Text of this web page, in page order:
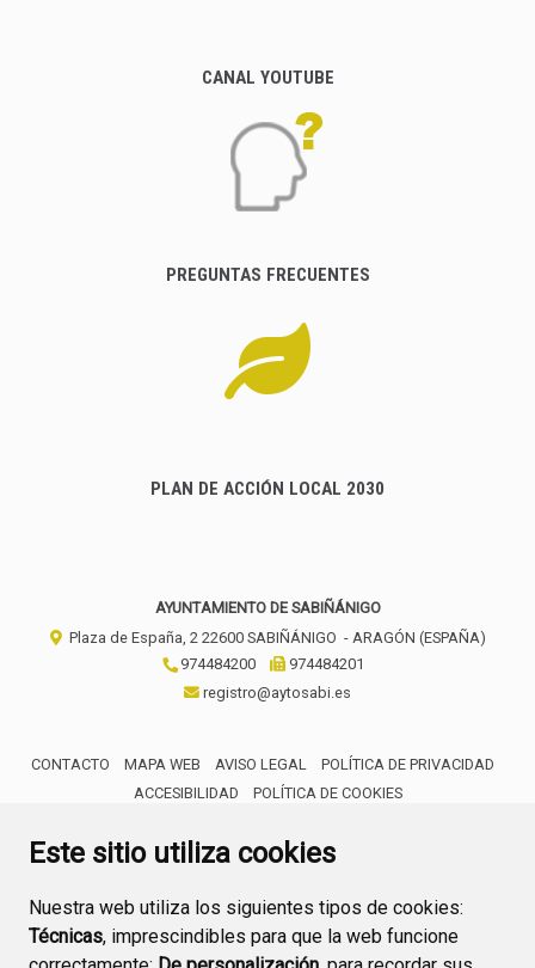
Este sitio utiliza cookies
Nuestra web utiliza los siguientes tipos de cookies:
Técnicas, imprescindibles para que la web funcione
CANAL YOUTUBE
PREGUNTAS FRECUENTES
PLAN DE ACCIÓN LOCAL 2030
AYUNTAMIENTO DE SABIÑÁNIGO
Plaza de España, 2 22600 SABIÑÁNIGO - ARAGÓN (ESPAÑA)
974484200
974484201
registro@aytosabi.es
CONTACTO MAPA WEB AVISO LEGAL
POLÍTICA DE PRIVACIDAD
ACCESIBILIDAD
POLÍTICA DE COOKIES